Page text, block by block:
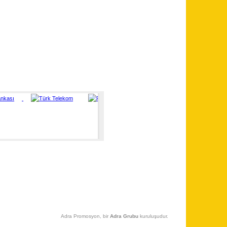
Adra Promosyon, bir Adra Grubukuruluşudur.